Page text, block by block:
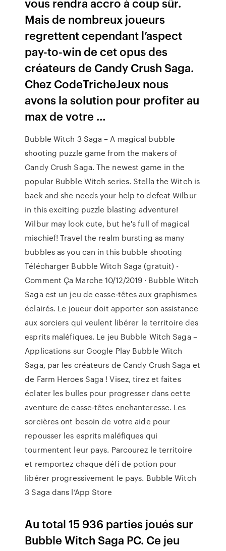
Mais de nombreux joueurs
regrettent cependant l’aspect
pay-to-win de cet opus des
créateurs de Candy Crush Saga.
Chez CodeTricheJeux nous
avons la solution pour profiter au
max de votre …
Bubble Witch 3 Saga – A magical bubble
shooting puzzle game from the makers of
Candy Crush Saga. The newest game in the
popular Bubble Witch series. Stella the Witch is
back and she needs your help to defeat Wilbur
in this exciting puzzle blasting adventure!
Wilbur may look cute, but he's full of magical
mischief! Travel the realm bursting as many
bubbles as you can in this bubble shooting
Télécharger Bubble Witch Saga (gratuit) -
Comment Ça Marche 10/12/2019 · Bubble Witch
Saga est un jeu de casse-têtes aux graphismes
éclairés. Le joueur doit apporter son assistance
aux sorciers qui veulent libérer le territoire des
esprits maléfiques. Le jeu Bubble Witch Saga –
Applications sur Google Play Bubble Witch
Saga, par les créateurs de Candy Crush Saga et
de Farm Heroes Saga ! Visez, tirez et faites
éclater les bulles pour progresser dans cette
aventure de casse-têtes enchanteresse. Les
sorcières ont besoin de votre aide pour
repousser les esprits maléfiques qui
tourmentent leur pays. Parcourez le territoire
et remportez chaque défi de potion pour
libérer progressivement le pays. ‎Bubble Witch
3 Saga dans l’App Store
Au total 15 936 parties joués sur
Bubble Witch Saga PC. Ce jeu